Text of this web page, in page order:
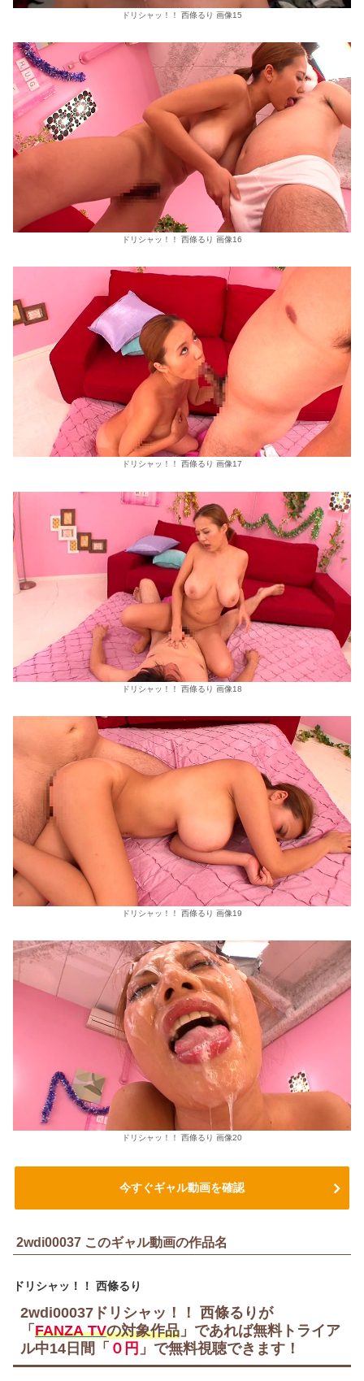
ドリシャッ！！ 西條るり 画像15
ドリシャッ！！ 西條るり 画像16
ドリシャッ！！ 西條るり 画像17
ドリシャッ！！ 西條るり 画像18
ドリシャッ！！ 西條るり 画像19
ドリシャッ！！ 西條るり 画像20
今すぐギャル動画を確認
2wdi00037 このギャル動画の作品名
ドリシャッ！！ 西條るり
2wdi00037ドリシャッ！！ 西條るりが
「 FANZA TVの対象作品 」であれば無料トライア
ル中14日間 「 ０円 」で無料視聴できます！